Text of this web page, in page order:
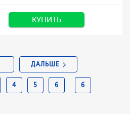
КУПИТЬ
4 5 6 6
ДАЛЬШЕ